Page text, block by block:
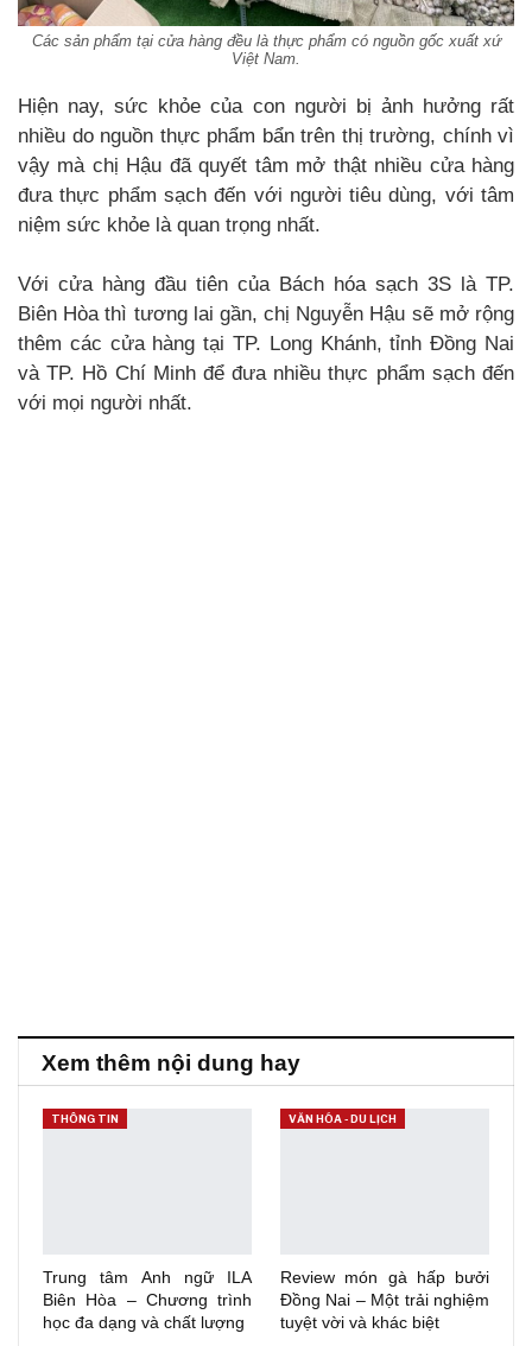
Các sản phẩm tại cửa hàng đều là thực phẩm có nguồn gốc xuất xứ
Việt Nam.
Hiện nay, sức khỏe của con người bị ảnh hưởng rất
nhiều do nguồn thực phẩm bẩn trên thị trường, chính vì
vậy mà chị Hậu đã quyết tâm mở thật nhiều cửa hàng
đưa thực phẩm sạch đến với người tiêu dùng, với tâm
niệm sức khỏe là quan trọng nhất.
Với cửa hàng đầu tiên của Bách hóa sạch 3S là TP.
Biên Hòa thì tương lai gần, chị Nguyễn Hậu sẽ mở rộng
thêm các cửa hàng tại TP. Long Khánh, tỉnh Đồng Nai
và TP. Hồ Chí Minh để đưa nhiều thực phẩm sạch đến
với mọi người nhất.
Xem thêm nội dung hay
THÔNG TIN
Trung tâm Anh ngữ ILA
Biên Hòa – Chương trình
học đa dạng và chất lượng
VĂN HÓA - DU LỊCH
Review món gà hấp bưởi
Đồng Nai – Một trải nghiệm
tuyệt vời và khác biệt